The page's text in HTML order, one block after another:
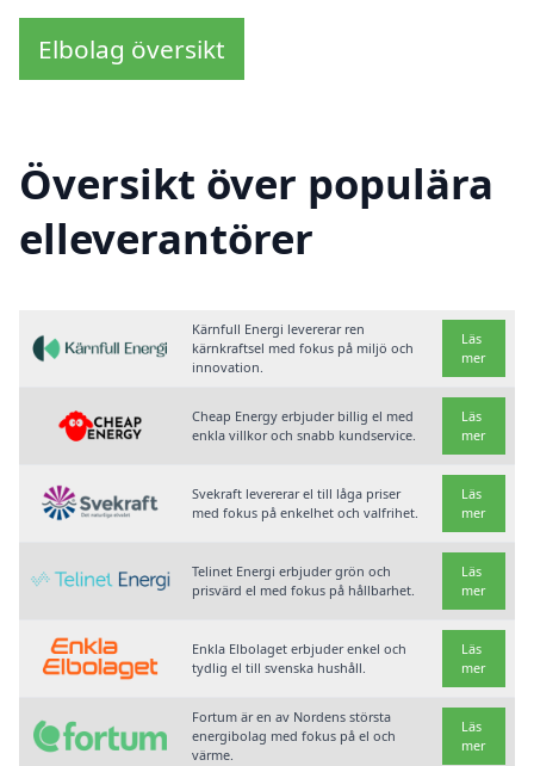
Elbolag översikt
Översikt över populära
elleverantörer
Kärnfull Energi levererar ren
kärnkraftsel med fokus på miljö och
innovation.
Läs
mer
Cheap Energy erbjuder billig el med
enkla villkor och snabb kundservice.
Läs
mer
Svekraft levererar el till låga priser
med fokus på enkelhet och valfrihet.
Läs
mer
Telinet Energi erbjuder grön och
prisvärd el med fokus på hållbarhet.
Läs
mer
Enkla Elbolaget erbjuder enkel och
tydlig el till svenska hushåll.
Läs
mer
Fortum är en av Nordens största
energibolag med fokus på el och
värme.
Läs
mer